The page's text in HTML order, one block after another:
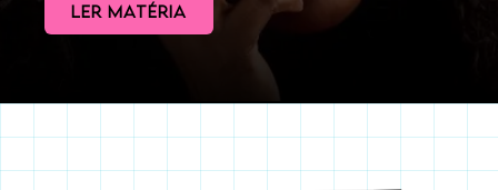
LER MATÉRIA